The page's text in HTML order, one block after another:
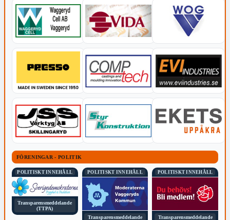
FÖRENINGAR - POLITIK
POLITISKT INNEHÅLL
Transparensmeddelande
(TTPA)
POLITISKT INNEHÅLL
Transparensmeddelande
POLITISKT INNEHÅLL
Transparensmeddelande